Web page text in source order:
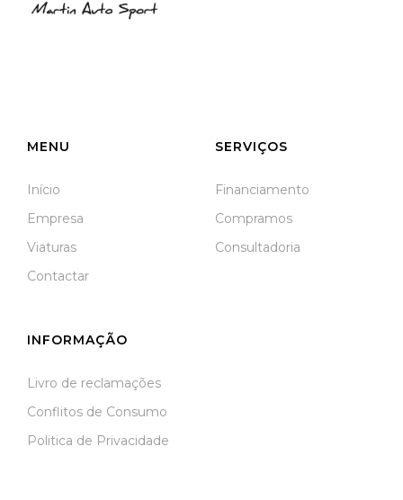
MENU
Início
Empresa
Viaturas
Contactar
SERVIÇOS
Financiamento
Compramos
Consultadoria
INFORMAÇÃO
Livro de reclamações
Conflitos de Consumo
Politica de Privacidade